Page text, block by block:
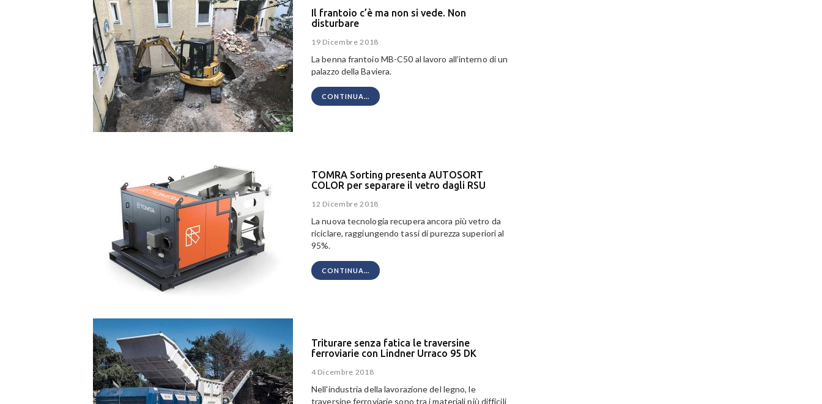
Il frantoio c’è ma non si vede. Non
disturbare
19 Dicembre 2018
La benna frantoio MB-C50 al lavoro all’interno di un
palazzo della Baviera.
CONTINUA...
TOMRA Sorting presenta AUTOSORT
COLOR per separare il vetro dagli RSU
12 Dicembre 2018
La nuova tecnologia recupera ancora più vetro da
riciclare, raggiungendo tassi di purezza superiori al
95%.
CONTINUA...
Triturare senza fatica le traversine
ferroviarie con Lindner Urraco 95 DK
4 Dicembre 2018
Nell'industria della lavorazione del legno, le
traversine ferroviarie sono tra i materiali più difficili